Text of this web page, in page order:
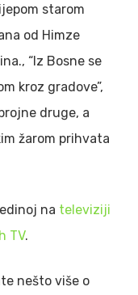
starom
od Himze
“Iz Bosne se
kroz gradove”,
druge, a
žarom prihvata
na televiziji
TV.
nešto više o